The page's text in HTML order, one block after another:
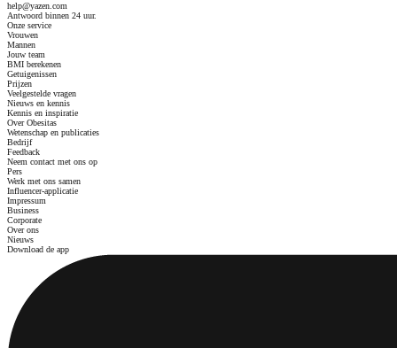
help@yazen.com
Antwoord binnen 24 uur.
Onze service
Vrouwen
Mannen
Jouw team
BMI berekenen
Getuigenissen
Prijzen
Veelgestelde vragen
Nieuws en kennis
Kennis en inspiratie
Over Obesitas
Wetenschap en publicaties
Bedrijf
Feedback
Neem contact met ons op
Pers
Werk met ons samen
Influencer-applicatie
Impressum
Business
Corporate
Over ons
Nieuws
Download de app